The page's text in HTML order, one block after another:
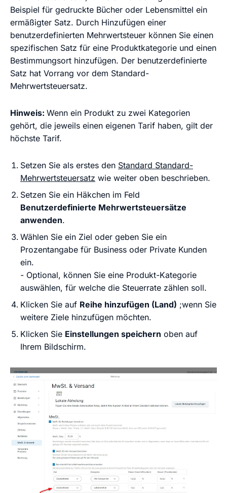
Beispiel für gedruckte Bücher oder Lebensmittel ein
ermäßigter Satz. Durch Hinzufügen einer
benutzerdefinierten Mehrwertsteuer können Sie einen
spezifischen Satz für eine Produktkategorie und einen
Bestimmungsort hinzufügen. Der benutzerdefinierte
Satz hat Vorrang vor dem Standard-
Mehrwertsteuersatz.
Hinweis: Wenn ein Produkt zu zwei Kategorien
gehört, die jeweils einen eigenen Tarif haben, gilt der
höchste Tarif.
Setzen Sie als erstes den Standard Standard-
Mehrwertsteuersatz wie weiter oben beschrieben.
Setzen Sie ein Häkchen im Feld
Benutzerdefinierte Mehrwertsteuersätze
anwenden.
Wählen Sie ein Ziel oder geben Sie ein
Prozentangabe für Business oder Private Kunden
ein.
- Optional, können Sie eine Produkt-Kategorie
auswählen, für welche die Steuerrate zählen soll.
Klicken Sie auf Reihe hinzufügen (Land) ;wenn Sie
weitere Ziele hinzufügen möchten.
Klicken Sie Einstellungen speichern oben auf
Ihrem Bildschirm.